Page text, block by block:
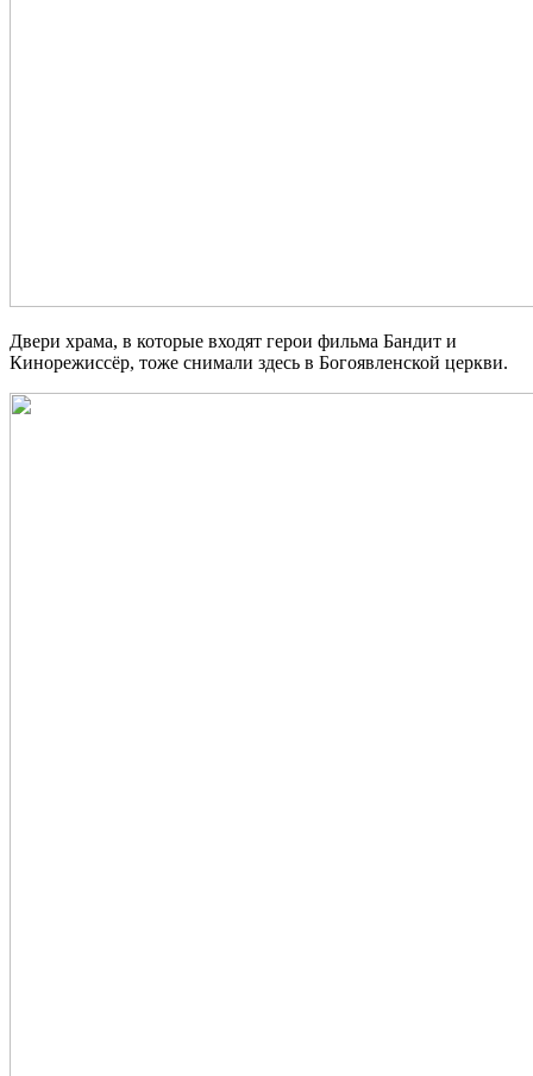
Двери храма, в которые входят герои фильма Бандит и
Кинорежиссёр, тоже снимали здесь в Богоявленской церкви.